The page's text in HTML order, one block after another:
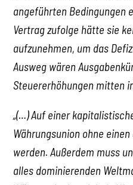
angeführten Bedingungen
Vertrag zufolge hätte sie
aufzunehmen, um das
Ausweg wären
Steuererhöhungen mitten
„(…) Auf einer
Währungsunion ohne
werden. Außerdem muss
alles dominierenden